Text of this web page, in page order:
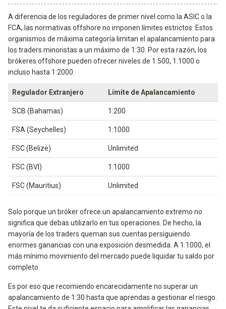
A diferencia de los reguladores de primer nivel como la ASIC o la
FCA, las normativas offshore no imponen límites estrictos. Estos
organismos de máxima categoría limitan el apalancamiento para
los traders minoristas a un máximo de 1:30. Por esta razón, los
brókeres offshore pueden ofrecer niveles de 1:500, 1:1000 o
incluso hasta 1:2000.
Regulador Extranjero Límite de Apalancamiento
SCB (Bahamas) 1:200
FSA (Seychelles) 1:1000
FSC (Belize) Unlimited
FSC (BVI) 1:1000
FSC (Mauritius) Unlimited
Solo porque un bróker ofrece un apalancamiento extremo no
significa que debas utilizarlo en tus operaciones. De hecho, la
mayoría de los traders queman sus cuentas persiguiendo
enormes ganancias con una exposición desmedida. A 1:1000, el
más mínimo movimiento del mercado puede liquidar tu saldo por
completo.
Es por eso que recomiendo encarecidamente no superar un
apalancamiento de 1:30 hasta que aprendas a gestionar el riesgo.